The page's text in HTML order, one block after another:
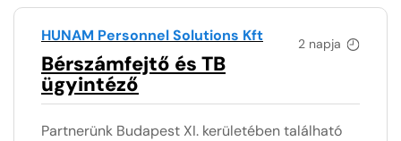
2 napja
HUNAM Personnel Solutions Kft
Bérszámfejtő és TB
ügyintéző
Partnerünk Budapest XI. kerületében található